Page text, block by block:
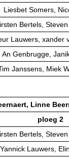
Liesbet Somers,
Bertels,
Lauwers, xander
An Genbrugge,
Janssens, Miek
Linne
ploeg 2
Bertels,
Yannick Lauwers,